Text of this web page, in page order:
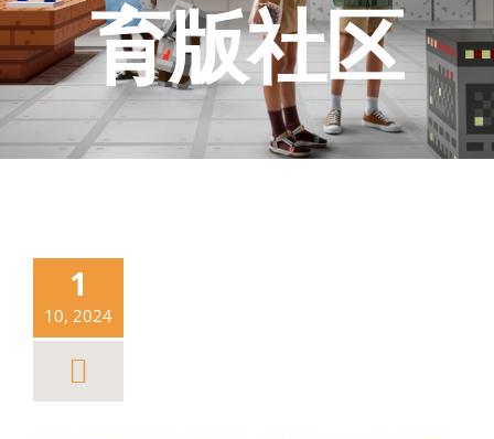
育版社区
1
10, 2024